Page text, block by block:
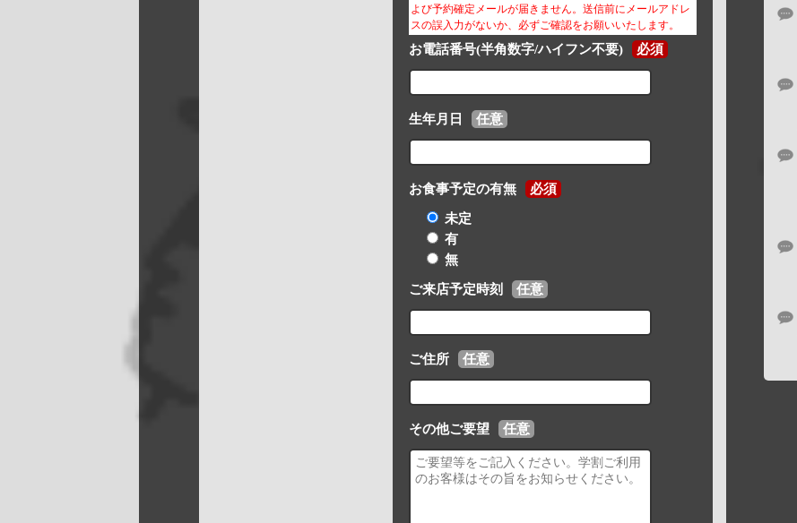
よび予約確定メールが届きません。送信前にメールアドレ
スの誤入力がないか、必ずご確認をお願いいたします。
お電話番号(半角数字/ハイフン不要) 必須
生年月日 任意
お食事予定の有無 必須
未定
有
無
ご来店予定時刻 任意
ご住所 任意
その他ご要望 任意